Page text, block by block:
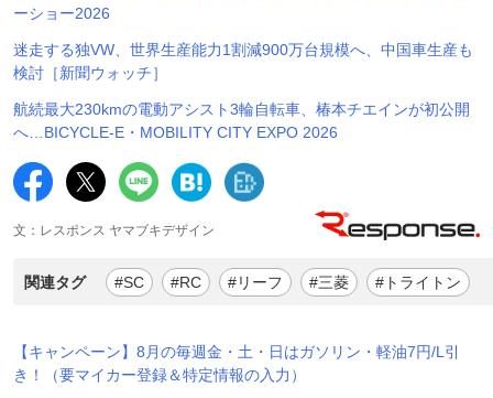
ーショー2026
迷走する独VW、世界生産能力1割減900万台規模へ、中国車生産も
検討［新聞ウォッチ］
航続最大230kmの電動アシスト3輪自転車、椿本チエインが初公開
へ…BICYCLE-E・MOBILITY CITY EXPO 2026
文：レスポンス ヤマブキデザイン
関連タグ #SC #RC #リーフ #三菱 #トライトン
【キャンペーン】8月の毎週金・土・日はガソリン・軽油7円/L引
き！（要マイカー登録＆特定情報の入力）